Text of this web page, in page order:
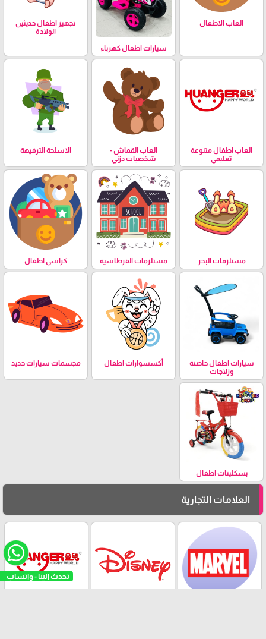
تحدث الينا - واتساب
العاب الاطفال
سيارات اطفال كهرباء
تجهيز اطفال حديثين
الولادة
العاب اطفال متنوعة
تعليمي
العاب القماش -
شخصيات دزني
الاسلحة الترفيهة
مستلزمات البحر مستلزمات القرطاسية كراسي اطفال
سيارات اطفال حاضنة
وزلاجات
أكسسوارات اطفال مجسمات سيارات حديد
بسكليتات اطفال
العلامات التجارية